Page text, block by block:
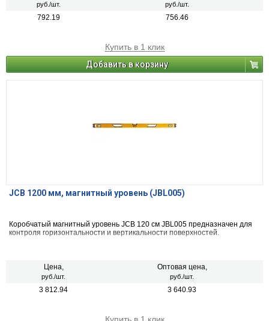
руб./шт. руб./шт.
792.19 756.46
Купить в 1 клик
Добавить в корзину
JCB 1200 мм, магнитный уровень (JBL005)
Коробчатый магнитный уровень JCB 120 см JBL005 предназначен для
контроля горизонтальности и вертикальности поверхностей.
Цена,
руб./шт.
Оптовая цена,
руб./шт.
3 812.94 3 640.93